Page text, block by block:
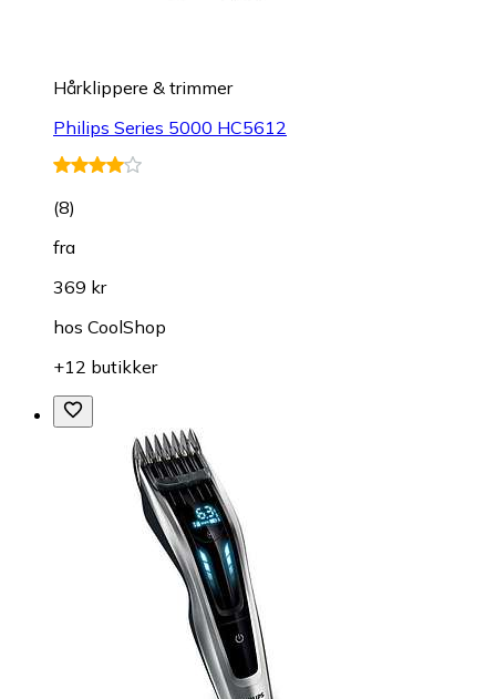
Hårklippere & trimmer
Philips Series 5000 HC5612
(8)
fra
369 kr
hos CoolShop
+12 butikker